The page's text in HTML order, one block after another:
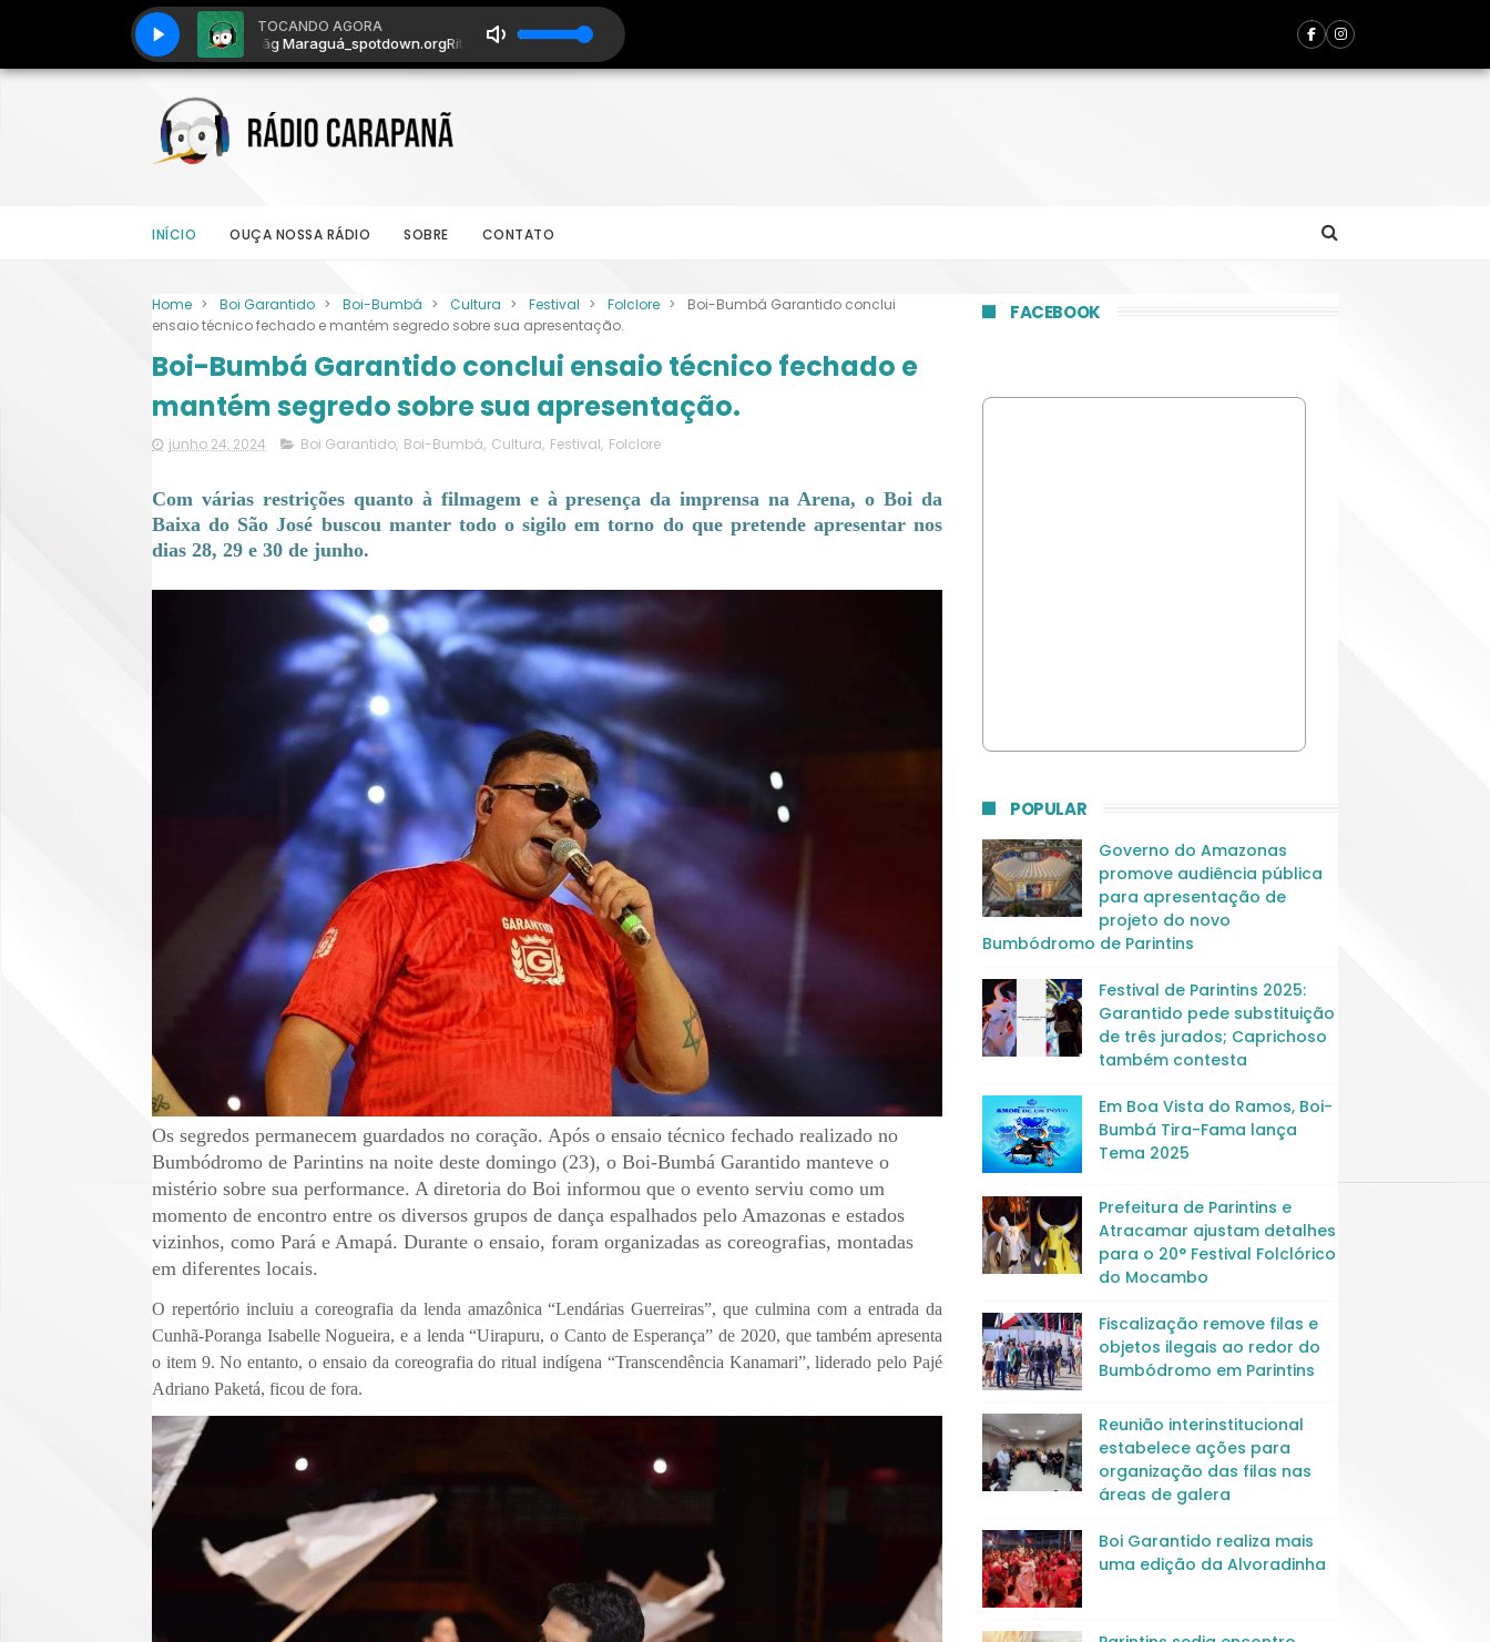
INÍCIO OUÇA NOSSA RÁDIO SOBRE CONTATO
Home > Boi Garantido > Boi-Bumbá > Cultura > Festival > Folclore >
Boi-Bumbá Garantido conclui
ensaio técnico fechado e mantém segredo sobre sua apresentação.
Boi-Bumbá Garantido conclui ensaio técnico fechado e
mantém segredo sobre sua apresentação.
junho 24, 2024 Boi Garantido, Boi-Bumbá, Cultura, Festival, Folclore
Com várias restrições quanto à filmagem e à presença da imprensa na Arena, o Boi da
Baixa do São José buscou manter todo o sigilo em torno do que pretende apresentar nos
dias 28, 29 e 30 de junho.
Os segredos permanecem guardados no coração. Após o ensaio técnico fechado realizado no
Bumbódromo de Parintins na noite deste domingo (23), o Boi-Bumbá Garantido manteve o
mistério sobre sua performance. A diretoria do Boi informou que o evento serviu como um
momento de encontro entre os diversos grupos de dança espalhados pelo Amazonas e estados
vizinhos, como Pará e Amapá. Durante o ensaio, foram organizadas as coreografias, montadas
em diferentes locais.
O repertório incluiu a coreografia da lenda amazônica “Lendárias Guerreiras”, que culmina com a entrada da
Cunhã-Poranga Isabelle Nogueira, e a lenda “Uirapuru, o Canto de Esperança” de 2020, que também apresenta
o item 9. No entanto, o ensaio da coreografia do ritual indígena “Transcendência Kanamari”, liderado pelo Pajé
Adriano Paketá, ficou de fora.
FACEBOOK
POPULAR
Governo do Amazonas
promove audiência pública
para apresentação de
projeto do novo
Bumbódromo de Parintins
Festival de Parintins 2025:
Garantido pede substituição
de três jurados; Caprichoso
também contesta
Em Boa Vista do Ramos, Boi-
Bumbá Tira-Fama lança
Tema 2025
Prefeitura de Parintins e
Atracamar ajustam detalhes
para o 20° Festival Folclórico
do Mocambo
Fiscalização remove filas e
objetos ilegais ao redor do
Bumbódromo em Parintins
Reunião interinstitucional
estabelece ações para
organização das filas nas
áreas de galera
Boi Garantido realiza mais
uma edição da Alvoradinha